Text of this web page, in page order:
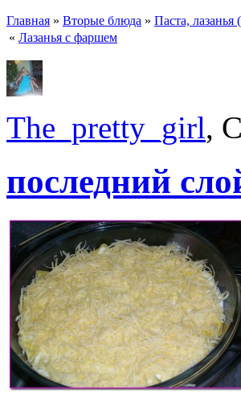
Главная » Вторые блюда » Паста, лазанья
« Лазанья с фаршем
The_pretty_girl,
последний